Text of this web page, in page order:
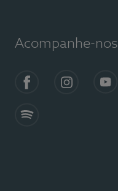
Acompanhe-nos